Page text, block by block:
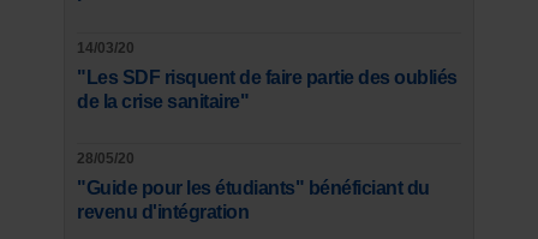
14/03/20
"Les SDF risquent de faire partie des oubliés
de la crise sanitaire"
28/05/20
"Guide pour les étudiants" bénéficiant du
revenu d'intégration